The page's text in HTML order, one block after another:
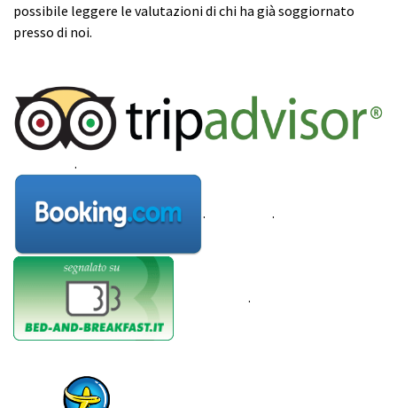
possibile leggere le valutazioni di chi ha già soggiornato
presso di noi.
.
. .
.